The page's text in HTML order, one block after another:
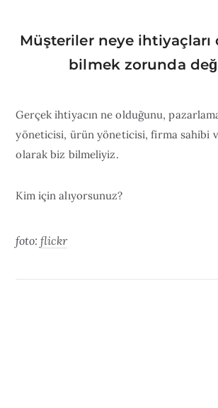
Müşteriler neye
bilmek zorunda
Gerçek ihtiyacın ne olduğunu,
yöneticisi, ürün yöneticisi, firma sahibi
olarak biz bilmeliyiz.
Kim için alıyorsunuz?
foto:flickr